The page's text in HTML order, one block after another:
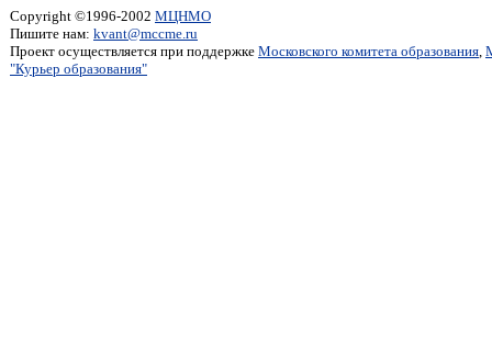
Copyright ©1996-2002 МЦНМО
Пишите нам: kvant@mccme.ru
Проект осуществляется при поддержке Московского комитета образования,
"Курьер образования"